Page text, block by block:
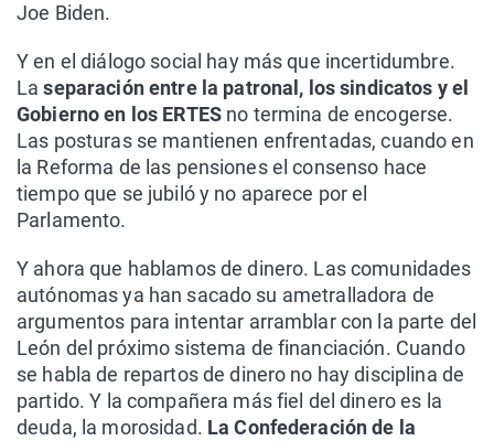
Joe Biden.
Y en el diálogo social hay más que incertidumbre.
La separación entre la patronal, los sindicatos y el
Gobierno en los ERTESno termina de encogerse.
Las posturas se mantienen enfrentadas, cuando en
la Reforma de las pensiones el consenso hace
tiempo que se jubiló y no aparece por el
Parlamento.
Y ahora que hablamos de dinero. Las comunidades
autónomas ya han sacado su ametralladora de
argumentos para intentar arramblar con la parte del
León del próximo sistema de financiación. Cuando
se habla de repartos de dinero no hay disciplina de
partido. Y la compañera más fiel del dinero es la
deuda, la morosidad. La Confederación de la